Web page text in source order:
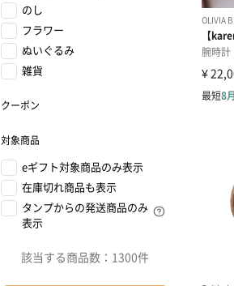
のし
フラワー
ぬいぐるみ
雑貨
クーポン
対象商品
eギフト対象商品のみ表示
在庫切れ商品も表示
タンプからの発送商品のみ
表示
該当する商品数： 1300件